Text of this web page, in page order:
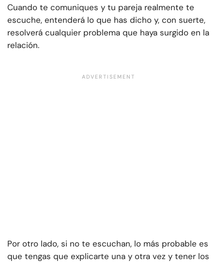
Cuando te comuniques y tu pareja realmente te
escuche, entenderá lo que has dicho y, con suerte,
resolverá cualquier problema que haya surgido en la
relación.
Por otro lado, si no te escuchan, lo más probable es
que tengas que explicarte una y otra vez y tener los